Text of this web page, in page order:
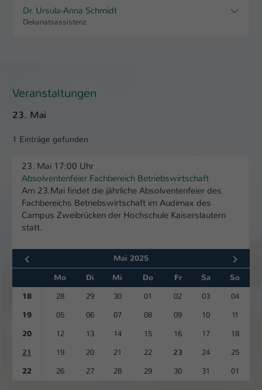
Dr. Ursula-Anna Schmidt
Dekanatsassistenz
Veranstaltungen
23. Mai
1 Einträge gefunden
23. Mai 17:00 Uhr
Absolventenfeier Fachbereich Betriebswirtschaft
Am 23.Mai findet die jährliche Absolventenfeier des
Fachbereichs Betriebswirtschaft im Audimax des
Campus Zweibrücken der Hochschule Kaiserslautern
statt.
Mai 2025
Mo
Di Mi Do Fr Sa
So
18
28 29 30 01 02 03 04
19 05 06 07 08 09 10 11
20 12 13 14 15 16 17
18
21
19 20 21 22 23 24 25
22 26 27 28 29 30 31 01